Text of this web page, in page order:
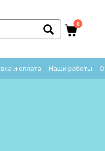
0
и оплата Наши работы